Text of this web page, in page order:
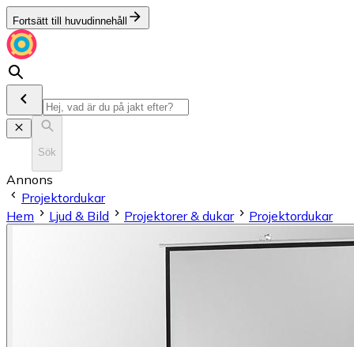
Fortsätt till huvudinnehåll
Sök
Annons
Projektordukar
Hem
Ljud & Bild Projektorer & dukar Projektordukar